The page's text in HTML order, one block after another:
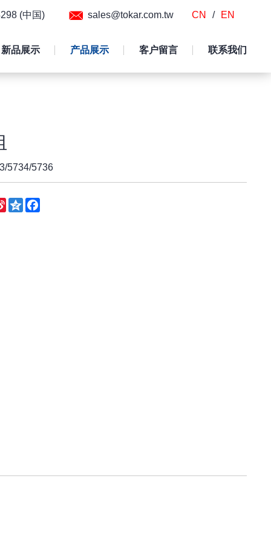
新品展示 产品展示 客户留言 联系我们
(中国) sales@tokar.com.tw CN / EN
5734/5736
Sina
Weibo
QzoneFacebook